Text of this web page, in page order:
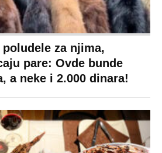
za njima,
pare: Ovde bunde
a neke i 2.000 dinara!